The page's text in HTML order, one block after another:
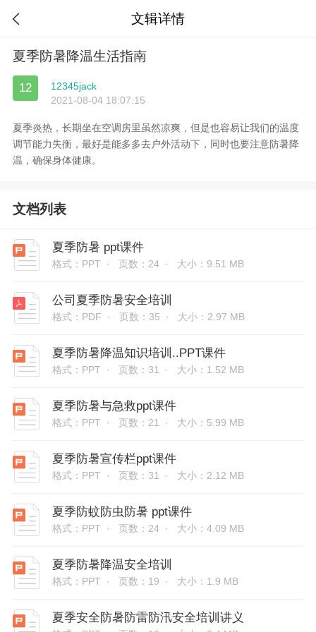
 文辑详情
夏季防暑降温生活指南
12
12345jack
2021-08-04 18:07:15
夏季炎热，长期坐在空调房里虽然凉爽，但是也容易让我们的温度
调节能力失衡，最好是能多多去户外活动下，同时也要注意防暑降
温，确保身体健康。
文档列表
夏季防暑 ppt课件
格式：PPT · 页数：24 · 大小：9.51 MB
公司夏季防暑安全培训
格式：PDF · 页数：35 · 大小：2.97 MB
夏季防暑降温知识培训..PPT课件
格式：PPT · 页数：31 · 大小：1.52 MB
夏季防暑与急救ppt课件
格式：PPT · 页数：21 · 大小：5.99 MB
夏季防暑宣传栏ppt课件
格式：PPT · 页数：31 · 大小：2.12 MB
夏季防蚊防虫防暑 ppt课件
格式：PPT · 页数：24 · 大小：4.09 MB
夏季防暑降温安全培训
格式：PPT · 页数：19 · 大小：1.9 MB
夏季安全防暑防雷防汛安全培训讲义